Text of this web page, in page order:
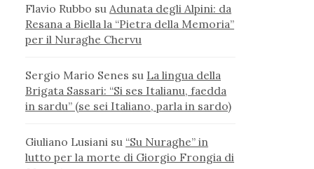
Flavio Rubbo su Adunata degli Alpini: da
Resana a Biella la “Pietra della Memoria”
per il Nuraghe Chervu
Sergio Mario Senes su La lingua della
Brigata Sassari: “Si ses Italianu, faedda
in sardu” (se sei Italiano, parla in sardo)
Giuliano Lusiani su “Su Nuraghe” in
lutto per la morte di Giorgio Frongia di